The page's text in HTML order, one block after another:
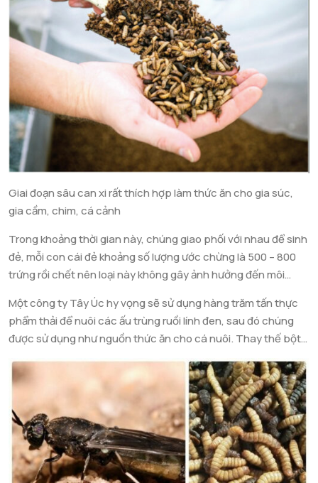
màu trắng phát triển trong 14 ngày lớn thành sâu canxi và có
thể làm thức ăn cho gà, cho chim, cho cá, …. Giai đoạn phát
triển thành nhộng đen: Nuôi tiếp sâu canxi trong vòng
khoảng 14 ngày nó sẽ từ màu trắng chuyển thành màu đen –
nhộng đen. Giai đoạn phát triển thành kén: Nhộng đen kích
bằng cát khoảng 7 ngày sẽ phát triển thành Kén, lúc này
nhộng đen không còn hoạt động nữa mà sẽ nằm im. Giai đoạn
ruồi lính đen sinh sản: Kén đưa vào chuồng đẻ, 5 ngày sau sẽ
phát triển thành Ruồi lính đen và lúc này ruồi sẽ được đưa vào
buồng lưới chuyên cho sinh sản. Và ruồi lính đen đực và cái
giao phối với nhau để sinh ra trứng. Vòng đời của ruồi lính đen
kết thúc.
Giai đoạn sâu can xi rất thích hợp làm thức ăn cho gia súc,
gia cầm, chim, cá cảnh
Trong khoảng thời gian này, chúng giao phối với nhau để sinh
đẻ, mỗi con cái đẻ khoảng số lượng ước chừng là 500 – 800
trứng rồi chết nên loại này không gây ảnh hưởng đến môi
Một công ty Tây Úc hy vọng sẽ sử dụng hàng trăm tấn thực
phẩm thải để nuôi các ấu trùng ruồi lính đen, sau đó chúng
được sử dụng như nguồn thức ăn cho cá nuôi. Thay thế bột
bền vững cho ngành công nghiệp nuôi trồng thủy sản. Luke
Wheal là người đưa ra ý tưởng này. Ruồi lính đen được phát
hiện ở Úc vào những năm 1960, nó không gây hại như ruồi nhà
thông thường và khả năng gây bệnh của chúng là rất nhỏ. Ấu
trùng ruồi lính đen hứa hẹn mang đến giá trị kinh tế cao. Ông
Wheal bắt đầu nghiên cứu cho ấu trùng ruồi lính đen ăn các